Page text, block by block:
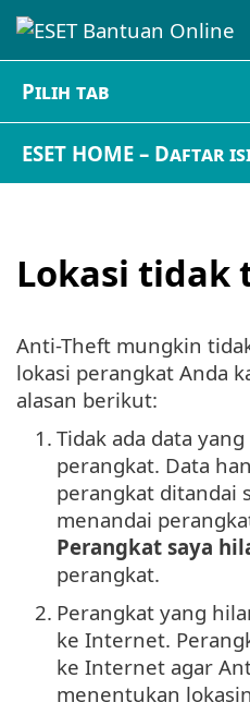
Pilih tab
ESET HOME – Daftar
Lokasi tidak
Anti-Theft mungkin
lokasi perangkat Anda
alasan berikut:
1. Tidak ada data
perangkat. Data
perangkat ditandai
menandai
Perangkat saya
perangkat.
2. Perangkat yang
ke Internet.
ke Internet agar
menentukan